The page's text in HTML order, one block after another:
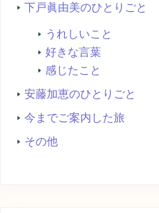
下戸眞由美のひとりごと
うれしいこと
好きな言葉
感じたこと
安藤加恵のひとりごと
今までご案内した旅
その他